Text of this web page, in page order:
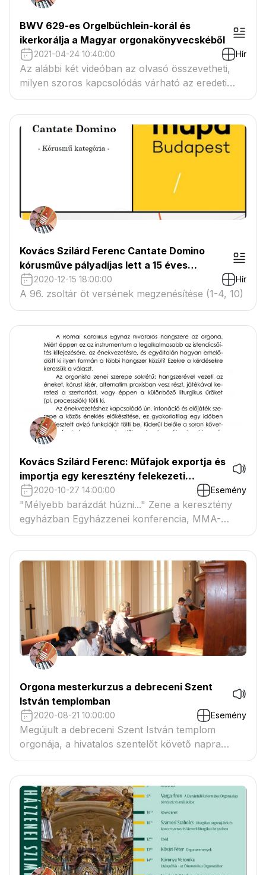
BWV 629-es Orgelbüchlein-korál és
ikerkorálja a Magyar orgonakönyvecskéből
2021-04-24 10:40:00 Hír
Az alábbi két videóban az olvasó összevetheti,
milyen szoros kapcsolódás várható az eredeti
Bach kompozíciók és az azok alapján megírt
ikerkorálok között. A kompozíciós struktúrát a
lehető legpontosabban igyekeztem lemodellezni,
és ráilleszteni a az új dallamra, az új
harmonizációs vázra.
Kovács Szilárd Ferenc Cantate Domino
kórusműve pályadíjas lett a 15 éves
Művészetek Palotája által kiírt jubileumi
zeneszerzőversenyen
2020-12-15 18:00:00 Hír
A 96. zsoltár öt versének megzenésítése (1-4, 10)
Kovács Szilárd Ferenc: Műfajok exportja és
importja egy keresztény felekezeti
határokat átívelő egyházzenei praxisban
2020-10-27 14:00:00 Esemény
"Mélyebb barázdát húzni..." Zene a keresztény
egyházban Egyházzenei konferencia, MMA-
MMKi
Orgona mesterkurzus a debreceni Szent
István templomban
2020-08-21 10:00:00 Esemény
Megújult a debreceni Szent István templom
orgonája, a hivatalos szentelőt követő napra
orgona mesterkurzust szerveztek az
érdeklődőknek.